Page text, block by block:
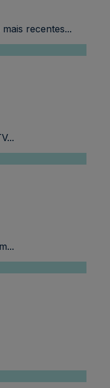
recentes...